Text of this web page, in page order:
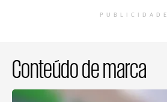
PUBLICIDADE
Conteúdo de marca